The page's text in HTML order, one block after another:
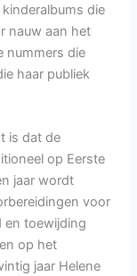
die
nauw aan het
nummers die
haar publiek
is dat de
op Eerste
jaar wordt
voor
en toewijding
op het
jaar Helene